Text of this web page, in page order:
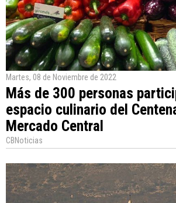
Martes, 08 de Noviembre de 2022
Más de 300 personas
espacio culinario del
Mercado Central
CBNoticias